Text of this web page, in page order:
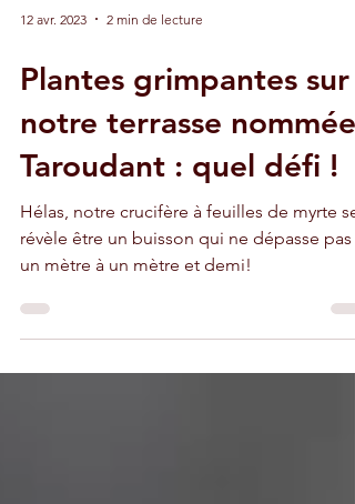
12 avr. 2023 2 min de lecture
Plantes grimpantes sur
notre terrasse nommée
Taroudant : quel défi !
Hélas, notre crucifère à feuilles de myrte se
un mètre à un mètre et demi!